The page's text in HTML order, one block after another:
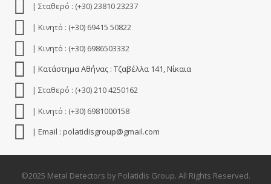
| Σταθερό : (+30) 23810 23237
| Κινητό : (+30) 69415 50822
| Κινητό : (+30) 6986503332
| Κατάστημα Αθήνας : Τζαβέλλα 141, Νίκαια
| Σταθερό : (+30) 210 4250162
| Κινητό : (+30) 6981000158
| Email : polatidisgroup@gmail.com
©2025 Metal Detectors by Polatidis Group. All Rights Reserved.